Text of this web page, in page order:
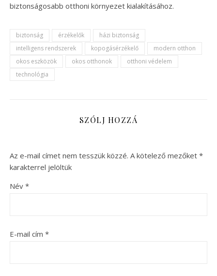
biztonságosabb otthoni környezet kialakításához.
biztonság érzékelők
házi biztonság
intelligens rendszerek
kopogásérzékelő
modern otthon
okos eszközök
okos otthonok
otthoni védelem
technológia
SZÓLJ HOZZÁ
Az e-mail címet nem tesszük közzé. A kötelező mezőket *
karakterrel jelöltük
Név *
E-mail cím *